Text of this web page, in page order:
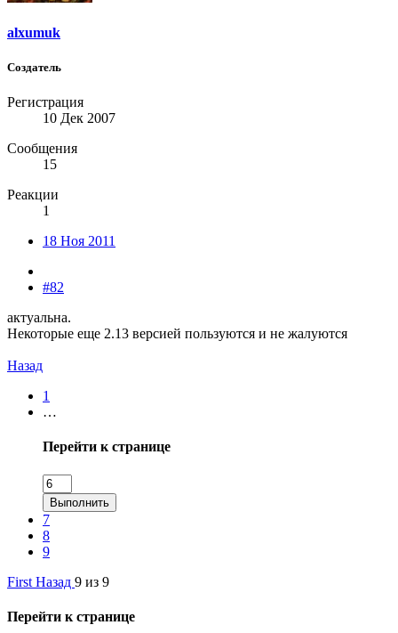
alxumuk
Создатель
Регистрация
10 Дек 2007
Сообщения
15
Реакции
1
18 Ноя 2011
#82
актуальна.
Некоторые еще 2.13 версией пользуются и не жалуются
Назад
1
…
Перейти к странице
Выполнить
7
8
9
First Назад 9 из 9
Перейти к странице